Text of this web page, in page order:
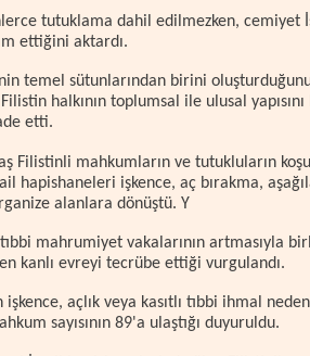
tutuklama dahil edilmezken, cemiyet
ettiğini aktardı.
temel sütunlarından birini
halkının toplumsal ile ulusal
etti.
Filistinli mahkumların ve tutukluların
hapishaneleri işkence, aç bırakma,
alanlara dönüştü. Y
mahrumiyet vakalarının artmasıyla
kanlı evreyi tecrübe ettiği vurgulandı.
açlık veya kasıtlı tıbbi ihmal
sayısının 89'a ulaştığı duyuruldu.